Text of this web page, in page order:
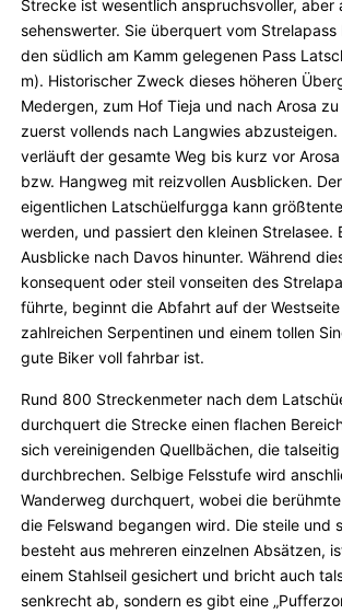
Strecke ist wesentlich anspruchsvoller, aber
sehenswerter. Sie überquert vom
den südlich am Kamm gelegenen Pass
m). Historischer Zweck dieses höheren
Medergen, zum Hof Tieja und nach Arosa
zuerst vollends nach Langwies abzusteigen.
verläuft der gesamte Weg bis kurz vor
bzw. Hangweg mit reizvollen Ausblicken.
eigentlichen Latschüelfurgga kann
werden, und passiert den kleinen Strelasee.
Ausblicke nach Davos hinunter. Während
konsequent oder steil vonseiten des
führte, beginnt die Abfahrt auf der
zahlreichen Serpentinen und einem tollen
gute Biker voll fahrbar ist.
Rund 800 Streckenmeter nach dem
durchquert die Strecke einen flachen
sich vereinigenden Quellbächen, die
durchbrechen. Selbige Felsstufe wird
Wanderweg durchquert, wobei die
die Felswand begangen wird. Die steile und
besteht aus mehreren einzelnen Absätzen,
einem Stahlseil gesichert und bricht auch
senkrecht ab, sondern es gibt eine